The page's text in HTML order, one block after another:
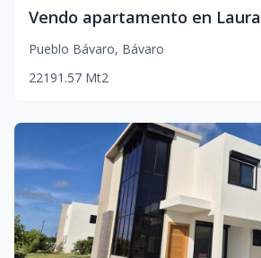
Pueblo Bávaro, Bávaro
22191.57 Mt2